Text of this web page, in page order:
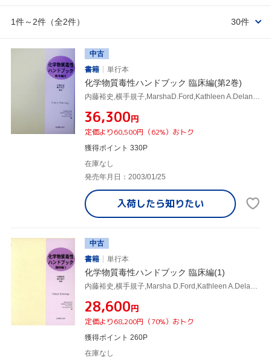
1件～2件（全2件） 30件
中古
書籍
単行本
化学物質毒性ハンドブック 臨床編(第2巻)
¥36,300円
定価より60,500円（62%）おトク
獲得ポイント 330P
在庫なし
発売年月日：2003/01/25
入荷したら知りたい
中古
書籍
単行本
化学物質毒性ハンドブック 臨床編(1)
¥28,600円
定価より68,200円（70%）おトク
獲得ポイント 260P
在庫なし